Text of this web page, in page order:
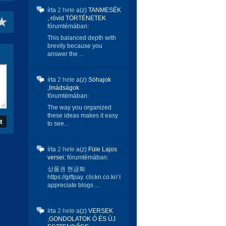
írta 2 hete a(z) TANMESÉK
, rövid TÖRTÉNETEK
fórumtémában:
This balanced depth with
brevity because you
answer the ...
írta 2 hete a(z) Sóhajok
,Imádságok
fórumtémában:
The way you organized
these ideas makes it easy
to see...
írta 2 hete a(z) Füle Lajos
versei: fórumtémában:
상품권 현금화
https://giftpay. clickn.co.kr/ I
appreciate blogs ...
írta 2 hete a(z) VERSEK
,GONDOLATOK Ó ÉS ÚJ